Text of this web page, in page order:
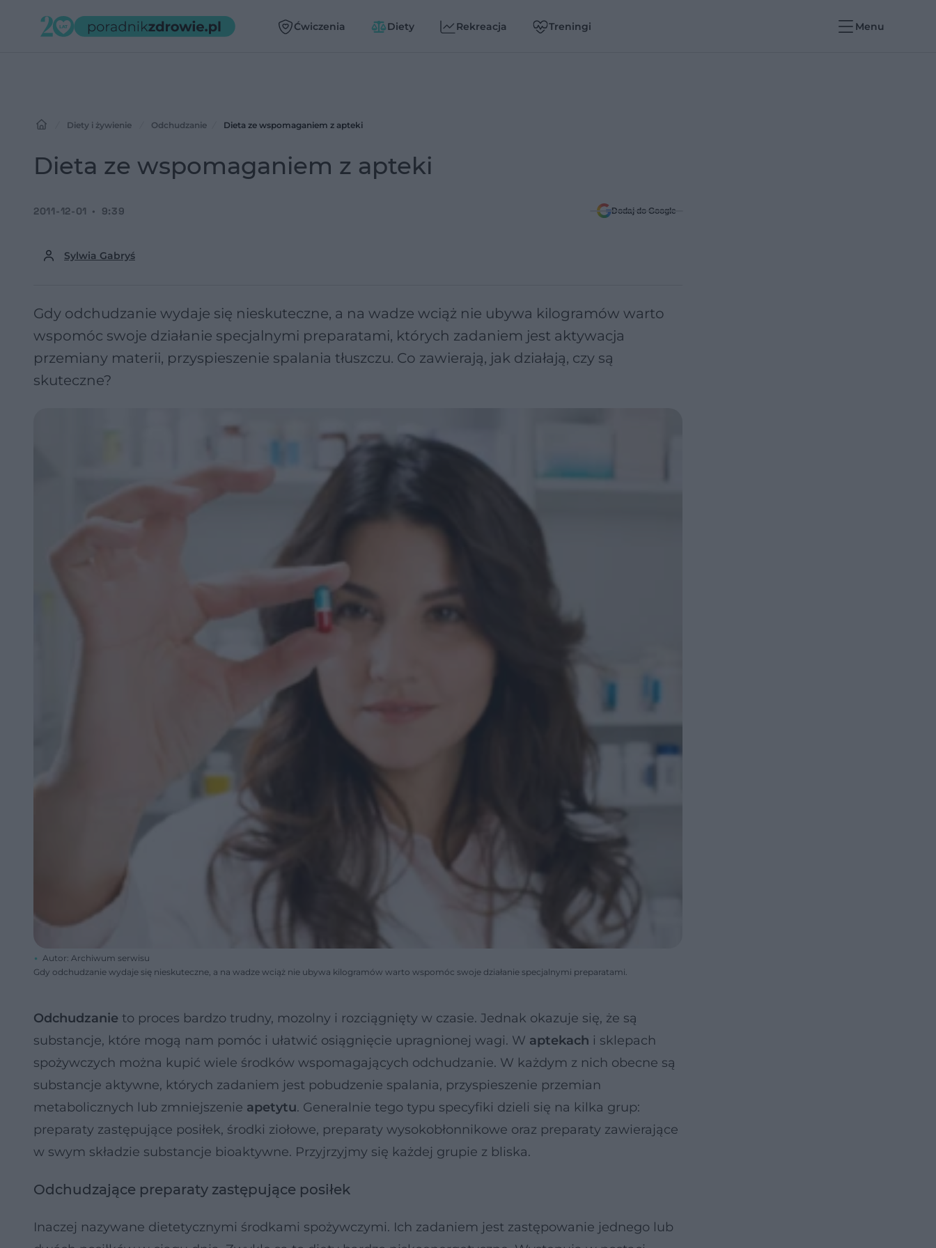
Ćwiczenia Diety Rekreacja Treningi Menu
Diety i żywienie Odchudzanie Dieta ze wspomaganiem z apteki
Dieta ze wspomaganiem z apteki
Sylwia Gabryś
2011-12-01 9:39 Dodaj do Google
Gdy odchudzanie wydaje się nieskuteczne, a na wadze wciąż nie ubywa kilogramów warto
wspomóc swoje działanie specjalnymi preparatami, których zadaniem jest aktywacja
przemiany materii, przyspieszenie spalania tłuszczu. Co zawierają, jak działają, czy są
skuteczne?
Autor: Archiwum serwisu
Gdy odchudzanie wydaje się nieskuteczne, a na wadze wciąż nie ubywa kilogramów warto wspomóc swoje działanie specjalnymi preparatami.
Odchudzanie to proces bardzo trudny, mozolny i rozciągnięty w czasie. Jednak okazuje się, że są
substancje, które mogą nam pomóc i ułatwić osiągnięcie upragnionej wagi. W aptekach i sklepach
spożywczych można kupić wiele środków wspomagających odchudzanie. W każdym z nich obecne są
substancje aktywne, których zadaniem jest pobudzenie spalania, przyspieszenie przemian
metabolicznych lub zmniejszenie apetytu. Generalnie tego typu specyfiki dzieli się na kilka grup:
preparaty zastępujące posiłek, środki ziołowe, preparaty wysokobłonnikowe oraz preparaty zawierające
w swym składzie substancje bioaktywne. Przyjrzyjmy się każdej grupie z bliska.
Odchudzające preparaty zastępujące posiłek
Inaczej nazywane dietetycznymi środkami spożywczymi. Ich zadaniem jest zastępowanie jednego lub